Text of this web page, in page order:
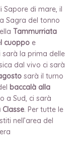
di mare, il
Sagra del tonno
Tammurriata
cuoppo e
sarà la prima delle
dal vivo ci sarà
sarà il turno
baccalà alla
a Sud, ci sarà
Classe. Per tutte le
nell’area del